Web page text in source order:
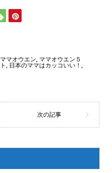
ママオウエン, ママオウエン５
, 日本のママはカッコいい！ ,